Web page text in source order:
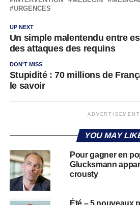
URGENCES
UP NEXT
Un simple malentendu entre
des attaques des requins
DON'T MISS
Stupidité : 70 millions de
le savoir
ADVERTISEMENT
YOU MAY
Pour gagner en
Glucksmann
crousty
Été – 5 nouveaux